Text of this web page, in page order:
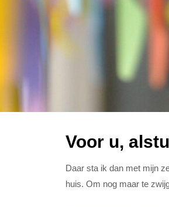
Voor u,
Daar sta ik dan met mijn
huis. Om nog maar te